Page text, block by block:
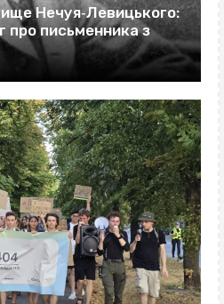
Нечуя‐Левицького:
про письменника з